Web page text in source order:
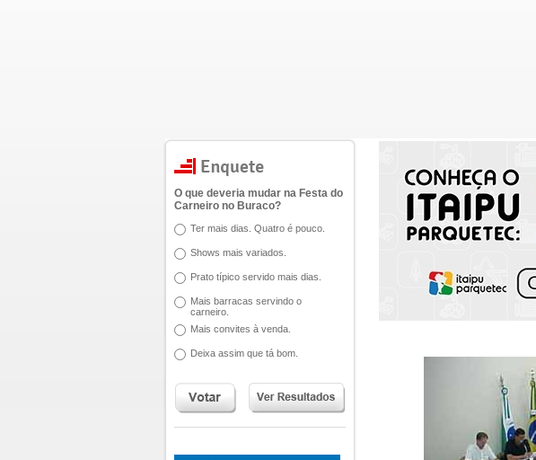
O que deveria mudar na Festa do
Carneiro no Buraco?
Ter mais dias. Quatro é pouco.
Shows mais variados.
Prato típico servido mais dias.
Mais barracas servindo o
carneiro.
Mais convites à venda.
Deixa assim que tá bom.